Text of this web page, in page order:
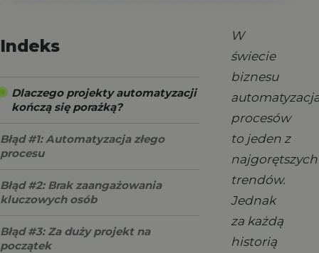
Indeks
Dlaczego projekty automatyzacji
kończą się porażką?
Błąd #1: Automatyzacja złego
procesu
Błąd #2: Brak zaangażowania
kluczowych osób
Błąd #3: Za duży projekt na
początek
W
świecie
biznesu
procesów
to jeden z
najgorętszych
trendów.
Jednak
za każdą
historią